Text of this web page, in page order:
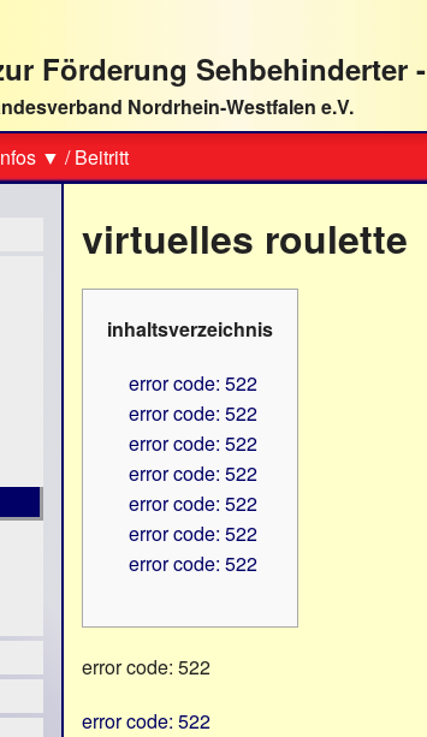
Förderung Sehbehinderter -
Nordrhein-Westfalen e.V.
▼ /Beitritt
virtuelles roulette
inhaltsverzeichnis
error code: 522
error code: 522
error code: 522
error code: 522
error code: 522
error code: 522
error code: 522
error code: 522
error code: 522